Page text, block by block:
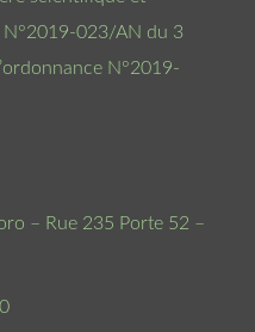
023/AN du 3
N°2019-
– Rue 235 Porte 52 –